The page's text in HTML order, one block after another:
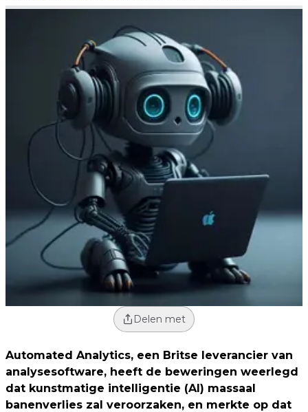
Delen met
Automated Analytics, een Britse leverancier van
analysesoftware, heeft de beweringen weerlegd
dat kunstmatige intelligentie (AI) massaal
banenverlies zal veroorzaken, en merkte op dat